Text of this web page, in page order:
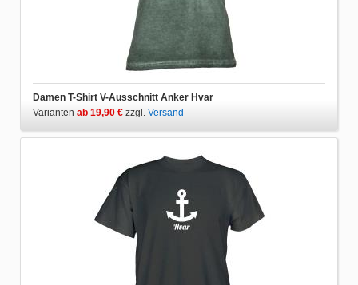
Damen T-Shirt V-Ausschnitt Anker Hvar
Varianten ab 19,90 € zzgl. Versand